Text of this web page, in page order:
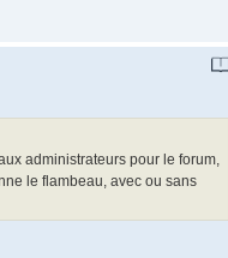
administrateurs pour le forum,
le flambeau, avec ou sans